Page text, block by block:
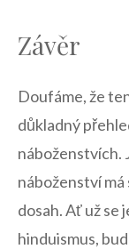
Závěr
Doufáme,​ že
důkladný
náboženstvích.
náboženství
dosah. Ať už se
hinduismus,